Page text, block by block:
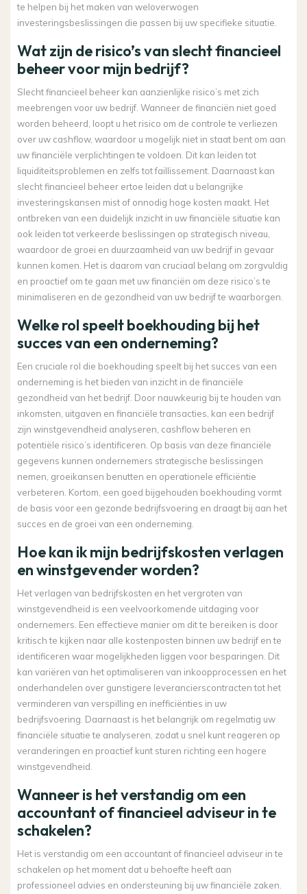
te helpen bij het maken van weloverwogen
investeringsbeslissingen die passen bij uw specifieke situatie.
Wat zijn de risico’s van slecht financieel
beheer voor mijn bedrijf?
Slecht financieel beheer kan aanzienlijke risico’s met zich
meebrengen voor uw bedrijf. Wanneer de financiën niet goed
worden beheerd, loopt u het risico om de controle te verliezen
over uw cashflow, waardoor u mogelijk niet in staat bent om aan
uw financiële verplichtingen te voldoen. Dit kan leiden tot
liquiditeitsproblemen en zelfs tot faillissement. Daarnaast kan
slecht financieel beheer ertoe leiden dat u belangrijke
investeringskansen mist of onnodig hoge kosten maakt. Het
ontbreken van een duidelijk inzicht in uw financiële situatie kan
ook leiden tot verkeerde beslissingen op strategisch niveau,
waardoor de groei en duurzaamheid van uw bedrijf in gevaar
kunnen komen. Het is daarom van cruciaal belang om zorgvuldig
en proactief om te gaan met uw financiën om deze risico’s te
minimaliseren en de gezondheid van uw bedrijf te waarborgen.
Welke rol speelt boekhouding bij het
succes van een onderneming?
Een cruciale rol die boekhouding speelt bij het succes van een
onderneming is het bieden van inzicht in de financiële
gezondheid van het bedrijf. Door nauwkeurig bij te houden van
inkomsten, uitgaven en financiële transacties, kan een bedrijf
zijn winstgevendheid analyseren, cashflow beheren en
potentiële risico’s identificeren. Op basis van deze financiële
gegevens kunnen ondernemers strategische beslissingen
nemen, groeikansen benutten en operationele efficiëntie
verbeteren. Kortom, een goed bijgehouden boekhouding vormt
de basis voor een gezonde bedrijfsvoering en draagt bij aan het
succes en de groei van een onderneming.
Hoe kan ik mijn bedrijfskosten verlagen
en winstgevender worden?
Het verlagen van bedrijfskosten en het vergroten van
winstgevendheid is een veelvoorkomende uitdaging voor
ondernemers. Een effectieve manier om dit te bereiken is door
kritisch te kijken naar alle kostenposten binnen uw bedrijf en te
identificeren waar mogelijkheden liggen voor besparingen. Dit
kan variëren van het optimaliseren van inkoopprocessen en het
onderhandelen over gunstigere leverancierscontracten tot het
verminderen van verspilling en inefficiënties in uw
bedrijfsvoering. Daarnaast is het belangrijk om regelmatig uw
financiële situatie te analyseren, zodat u snel kunt reageren op
veranderingen en proactief kunt sturen richting een hogere
winstgevendheid.
Wanneer is het verstandig om een
accountant of financieel adviseur in te
schakelen?
Het is verstandig om een accountant of financieel adviseur in te
schakelen op het moment dat u behoefte heeft aan
professioneel advies en ondersteuning bij uw financiële zaken.